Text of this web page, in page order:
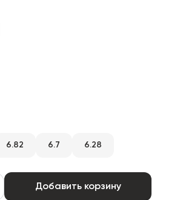
6.82 6.7 6.28
Добавить корзину